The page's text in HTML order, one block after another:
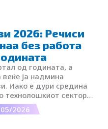
2026: Речиси
без работа
од годината, а
ја надмина
Иако е дури средина
технолошкиот сектор
од април. Компаниите
Motors најавија
2026